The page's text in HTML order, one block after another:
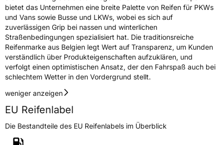
bietet das Unternehmen eine breite Palette von Reifen für PKWs
und Vans sowie Busse und LKWs, wobei es sich auf
zuverlässigen Grip bei nassen und winterlichen
Straßenbedingungen spezialisiert hat. Die traditionsreiche
Reifenmarke aus Belgien legt Wert auf Transparenz, um Kunden
verständlich über Produkteigenschaften aufzuklären, und
verfolgt einen optimistischen Ansatz, der den Fahrspaß auch bei
schlechtem Wetter in den Vordergrund stellt.
weniger anzeigen
EU Reifenlabel
Die Bestandteile des EU Reifenlabels im Überblick